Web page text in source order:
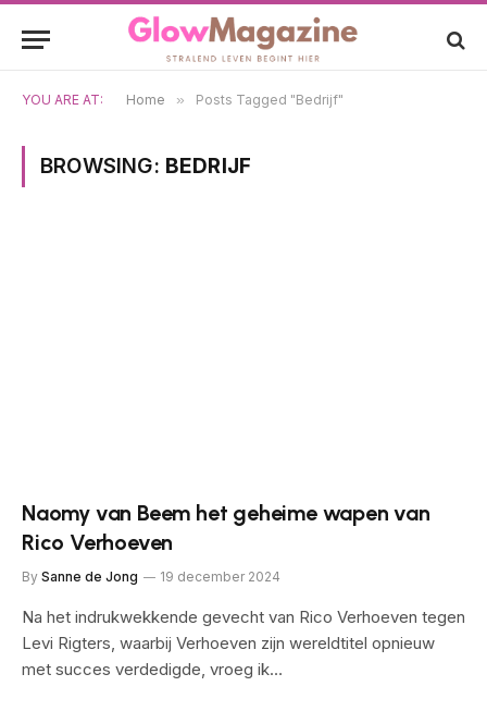
YOU ARE AT: Home » Posts Tagged "Bedrijf"
BROWSING: BEDRIJF
Naomy van Beem het geheime wapen van
Rico Verhoeven
By Sanne de Jong 19 december 2024
Na het indrukwekkende gevecht van Rico Verhoeven tegen
Levi Rigters, waarbij Verhoeven zijn wereldtitel opnieuw
met succes verdedigde, vroeg ik…